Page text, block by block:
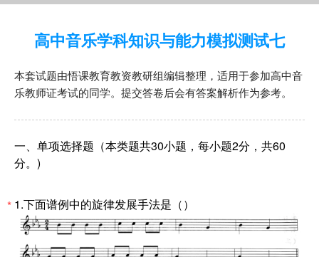
高中音乐学科知识与能力模拟测试七
本套试题由悟课教育教资教研组编辑整理，适用于参加高中音
乐教师证考试的同学。提交答卷后会有答案解析作为参考。
一、单项选择题（本类题共30小题，每小题2分，共60
分。)
* 1.下面谱例中的旋律发展手法是（）